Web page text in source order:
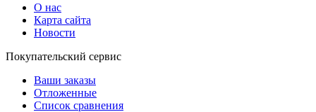
О нас
Карта сайта
Новости
Покупательский сервис
Ваши заказы
Отложенные
Список сравнения